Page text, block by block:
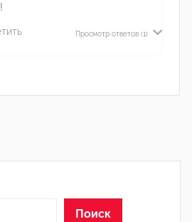
Просмотр ответов (1)
Поиск